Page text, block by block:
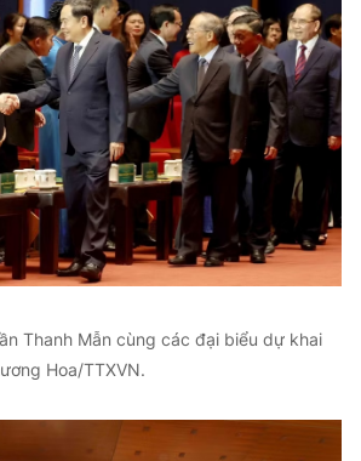
Thanh Mẫn cùng các đại biểu dự khai
Hoa/TTXVN.